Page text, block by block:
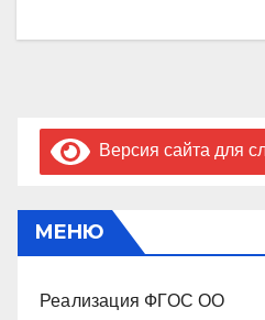
Версия сайта для
МЕНЮ
Реализация ФГОС ОО